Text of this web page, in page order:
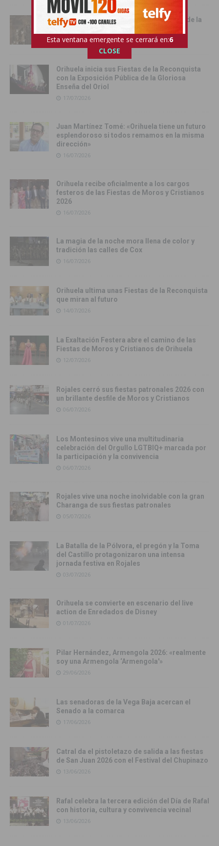
Cox vive su día grande con la procesión de la
Virgen del Carmen
17/07/2026
Orihuela inicia sus Fiestas de la Reconquista
con la Exposición Pública de la Gloriosa
Enseña del Oriol
17/07/2026
Juan Martínez Tomé: «Orihuela tiene un futuro
esplendoroso si todos remamos en la misma
dirección»
16/07/2026
Orihuela recibe oficialmente a los cargos
festeros de las Fiestas de Moros y Cristianos
2026
16/07/2026
La magia de la noche mora llena de color y
tradición las calles de Cox
16/07/2026
Orihuela ultima unas Fiestas de la Reconquista
que miran al futuro
14/07/2026
La Exaltación Festera abre el camino de las
Fiestas de Moros y Cristianos de Orihuela
12/07/2026
Rojales cerró sus fiestas patronales 2026 con
un brillante desfile de Moros y Cristianos
06/07/2026
Los Montesinos vive una multitudinaria
celebración del Orgullo LGTBIQ+ marcada por
la participación y la convivencia
06/07/2026
Rojales vive una noche inolvidable con la gran
Charanga de sus fiestas patronales
05/07/2026
La Batalla de la Pólvora, el pregón y la Toma
del Castillo protagonizaron una intensa
jornada festiva en Rojales
03/07/2026
Orihuela se convierte en escenario del live
action de Enredados de Disney
01/07/2026
Pilar Hernández, Armengola 2026: «realmente
soy una Armengola ‘Armengola'»
29/06/2026
Las senadoras de la Vega Baja acercan el
Senado a la comarca
17/06/2026
Catral da el pistoletazo de salida a las fiestas
de San Juan 2026 con el Festival del Chupinazo
13/06/2026
Rafal celebra la tercera edición del Día de Rafal
con historia, cultura y convivencia vecinal
13/06/2026
Esta ventana emergente se cerrará en:4
CLOSE